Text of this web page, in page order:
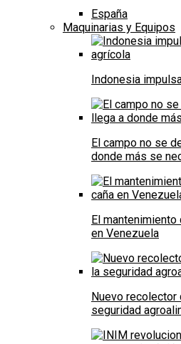
España
Maquinarias y Equipos
Indonesia
El campo no se
donde más se
El
en Venezuela
Nuevo
seguridad